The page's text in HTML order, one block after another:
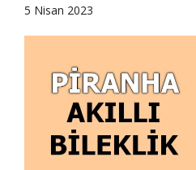
5 Nisan 2023